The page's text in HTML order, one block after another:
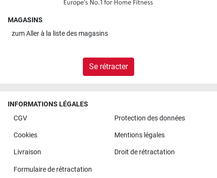
MAGASINS
zumAller à la liste des magasins
Se rétracter
INFORMATIONS LÉGALES
CGV
Protection des données
Cookies Mentions légales
Livraison Droit de rétractation
Formulaire de rétractation